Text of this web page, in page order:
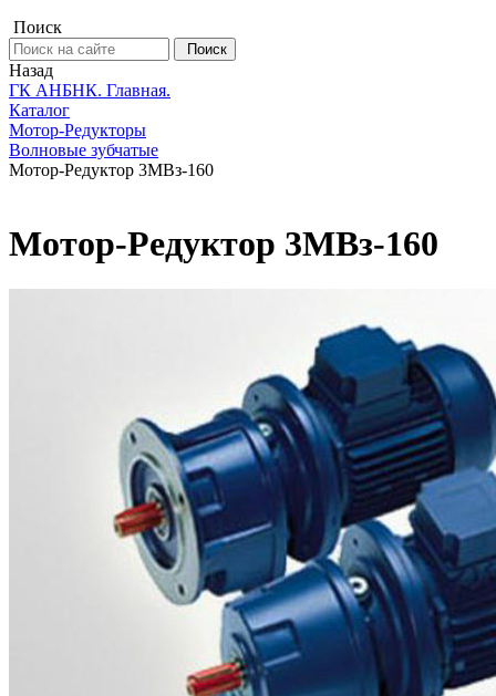
Поиск
Поиск
Назад
ГК АНБНК. Главная.
Каталог
Мотор-Редукторы
Волновые зубчатые
Мотор-Редуктор 3МВз-160
Мотор-Редуктор 3МВз-160